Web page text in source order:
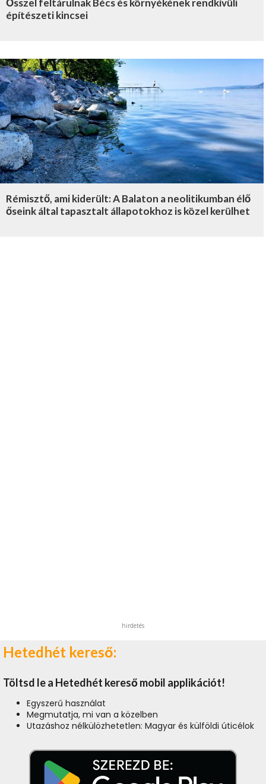
Ősszel feltárulnak Bécs és környékének rendkívüli
építészeti kincsei
Rémisztő, ami kiderült: A Balaton a neolitikumban élő
őseink által tapasztalt állapotokhoz is közel kerülhet
hirdetés
Hetedhét kereső:
Töltsd le a Hetedhét kereső mobil applikációt!
Egyszerű használat
Megmutatja, mi van a közelben
Utazáshoz nélkülözhetetlen: Magyar és külföldi úticélok